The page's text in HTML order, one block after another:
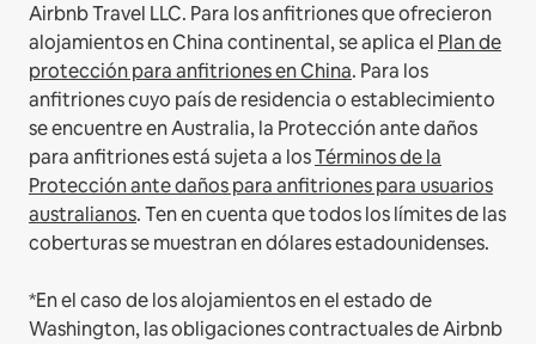
Airbnb Travel LLC. Para los anfitriones que ofrecieron
alojamientos en China continental, se aplica el Plan de
protección para anfitriones en China. Para los
anfitriones cuyo país de residencia o establecimiento
se encuentre en Australia, la Protección ante daños
para anfitriones está sujeta a losTérminos de la
Protección ante daños para anfitriones para usuarios
australianos. Ten en cuenta que todos los límites de las
coberturas se muestran en dólares estadounidenses.
*En el caso de los alojamientos en el estado de
Washington, las obligaciones contractuales de Airbnb